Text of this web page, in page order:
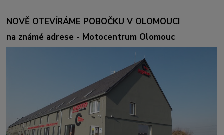
NOVĚ OTEVÍRÁME POBOČKU V OLOMOUCI
na známé adrese - Motocentrum Olomouc